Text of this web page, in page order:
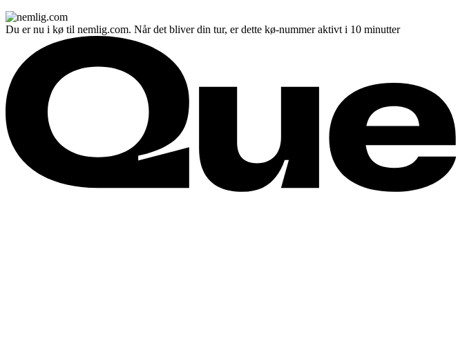
Du er nu i kø til nemlig.com. Når det bliver din tur, er dette kø-nummer aktivt i 10 minutter